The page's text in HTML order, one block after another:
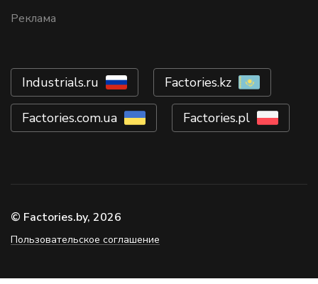
Реклама
Industrials.ru Factories.kz
Factories.com.ua Factories.pl
© Factories.by, 2026
Пользовательское соглашение